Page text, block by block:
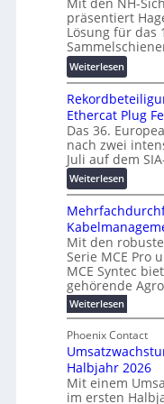
T
r
a
n
s
p
a
r
e
n
z
F
o
r
s
c
h
u
n
g
s
f
ö
r
d
e
r
u
n
g
b
r
a
u
c
h
t
a
-
X
2
0
2
7
w
i
r
d
z
u
m
E
n
e
r
g
u
b
Mit den NH-
präsentiert
Lösung für das
Weiterlesen:
W
e
i
t
e
r
e
n
t
w
i
c
k
e
l
e
N
H
-
Ethercat Plug
Das 36.
nach zwei
Juli auf dem
Weiterlesen:
R
e
k
o
r
d
b
e
t
e
i
l
i
Mit den
Serie MCE Pro
MCE Syntec
gehörende
Weiterlesen:
M
h
r
f
a
c
Phoenix Contact
Halbjahr 2026
Mit einem
im ersten